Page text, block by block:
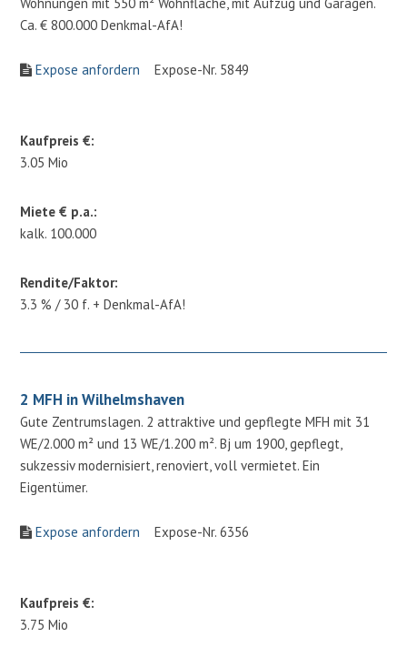
Ca. € 800.000 Denkmal-AfA!
Expose anfordern Expose-Nr. 5849
Kaufpreis €:
3.05 Mio
Miete € p.a.:
kalk. 100.000
Rendite/Faktor:
3.3 % / 30 f. + Denkmal-AfA!
2 MFH in Wilhelmshaven
Gute Zentrumslagen. 2 attraktive und gepflegte MFH mit 31
WE/2.000 m² und 13 WE/1.200 m². Bj um 1900, gepflegt,
sukzessiv modernisiert, renoviert, voll vermietet. Ein
Eigentümer.
Expose anfordern Expose-Nr. 6356
Kaufpreis €:
3.75 Mio